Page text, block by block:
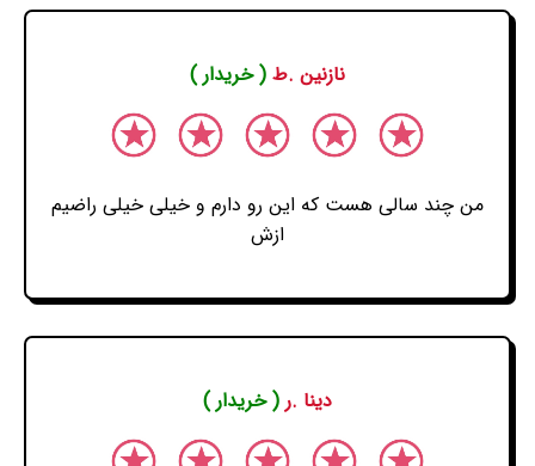
نازنین .ط ( خریدار )
من چند سالی هست که این رو دارم و خیلی خیلی راضیم
ازش
دینا .ر ( خریدار )